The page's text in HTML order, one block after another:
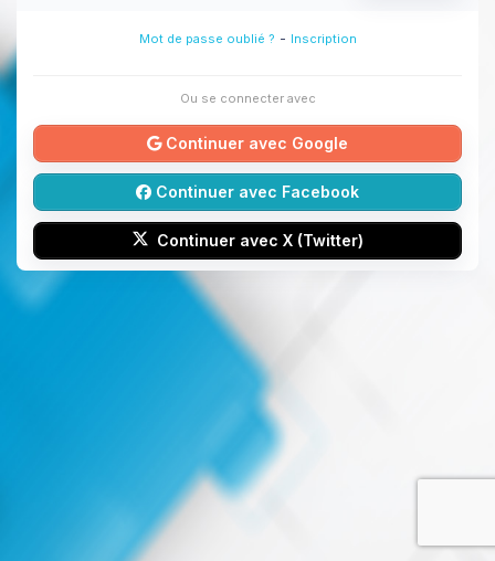
Mot de passe oublié ? - Inscription
Ou se connecter avec
Continuer avec Google
Continuer avec Facebook
Continuer avec X (Twitter)